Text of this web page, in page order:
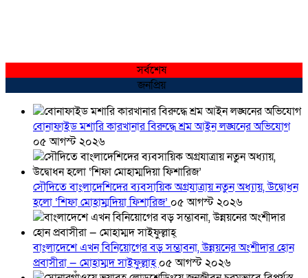
সর্বশেষ
জনপ্রিয়
বোনাফাইড মশারি কারখানার বিরুদ্ধে শ্রম আইন লঙ্ঘনের অভিযোগ
০৫ আগস্ট ২০২৬
সৌদিতে বাংলাদেশিদের ব্যবসায়িক অগ্রযাত্রায় নতুন অধ্যায়, উদ্বোধন
হলো ‘শিফা মোহাম্মদিয়া ফিশারিজ’ ০৫ আগস্ট ২০২৬
বাংলাদেশে এখন বিনিয়োগের বড় সম্ভাবনা, উন্নয়নের অংশীদার হোন
প্রবাসীরা — মোহাম্মদ সাইফুল্লাহ্০৫ আগস্ট ২০২৬